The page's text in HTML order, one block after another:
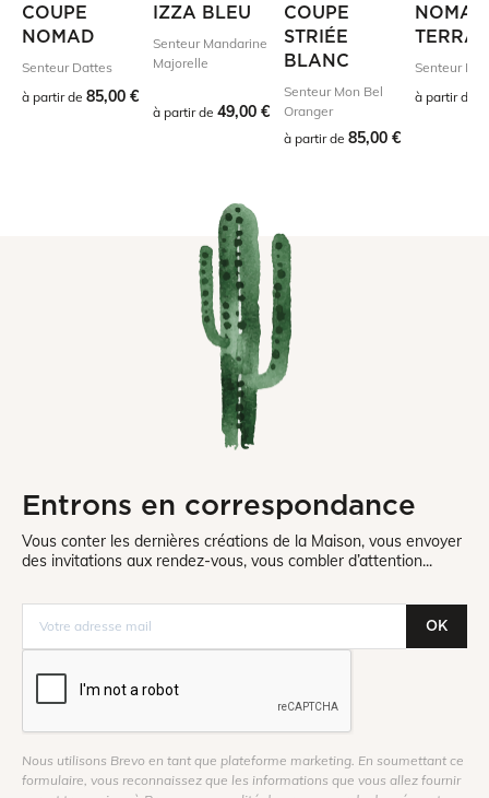
COUPE
NOMAD
Senteur Dattes
à partir de 85,00 €
IZZA BLEU
Senteur Mandarine
Majorelle
à partir de 49,00 €
COUPE
STRIÉE
BLANC
Senteur Mon Bel
Oranger
à partir de 85,00 €
NOMAD
TERRA
Senteur
à partir de
Entrons en correspondance
Vous conter les dernières créations de la Maison, vous envoyer
des invitations aux rendez-vous, vous combler d’attention...
OK
Nous utilisons Brevo en tant que plateforme marketing. En soumettant ce
formulaire, vous reconnaissez que les informations que vous allez fournir